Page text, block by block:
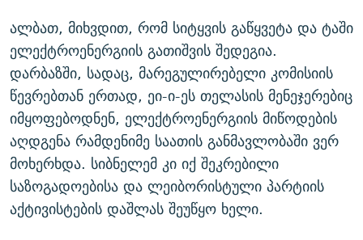
ალბათ, მიხვდით, რომ სიტყვის გაწყვეტა და ტაში
ელექტროენერგიის გათიშვის შედეგია.
დარბაზში, სადაც, მარეგულირებელი კომისიის
წევრებთან ერთად, ეი-ი-ეს თელასის მენეჯერებიც
იმყოფებოდნენ, ელექტროენერგიის მიწოდების
აღდგენა რამდენიმე საათის განმავლობაში ვერ
მოხერხდა. სიბნელემ კი იქ შეკრებილი
საზოგადოებისა და ლეიბორისტული პარტიის
აქტივისტების დაშლას შეუწყო ხელი.